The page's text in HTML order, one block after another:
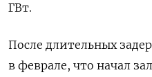
ГВт.
После длительных
в феврале, что начал